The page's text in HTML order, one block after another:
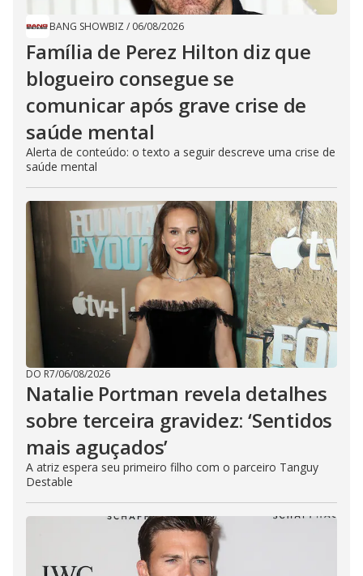
BANG SHOWBIZ / 06/08/2026
Família de Perez Hilton diz que
blogueiro consegue se
comunicar após grave crise de
saúde mental
Alerta de conteúdo: o texto a seguir descreve uma crise de
saúde mental
DO R7/06/08/2026
Natalie Portman revela detalhes
sobre terceira gravidez: ‘Sentidos
mais aguçados’
A atriz espera seu primeiro filho com o parceiro Tanguy
Destable